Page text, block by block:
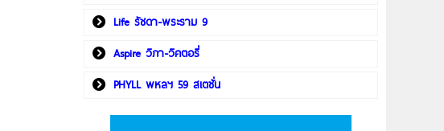
Life รัชดา-พระราม 9
Aspire วิภา-วิคตอรี่
PHYLL พหลฯ 59 สเตชั่น